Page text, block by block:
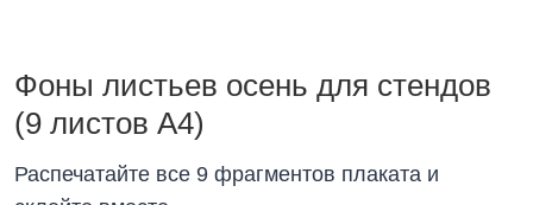
Фоны листьев осень для стендов
(9 листов А4)
Распечатайте все 9 фрагментов плаката и